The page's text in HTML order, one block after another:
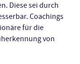
Diese sei durch
Coachings
für die
von